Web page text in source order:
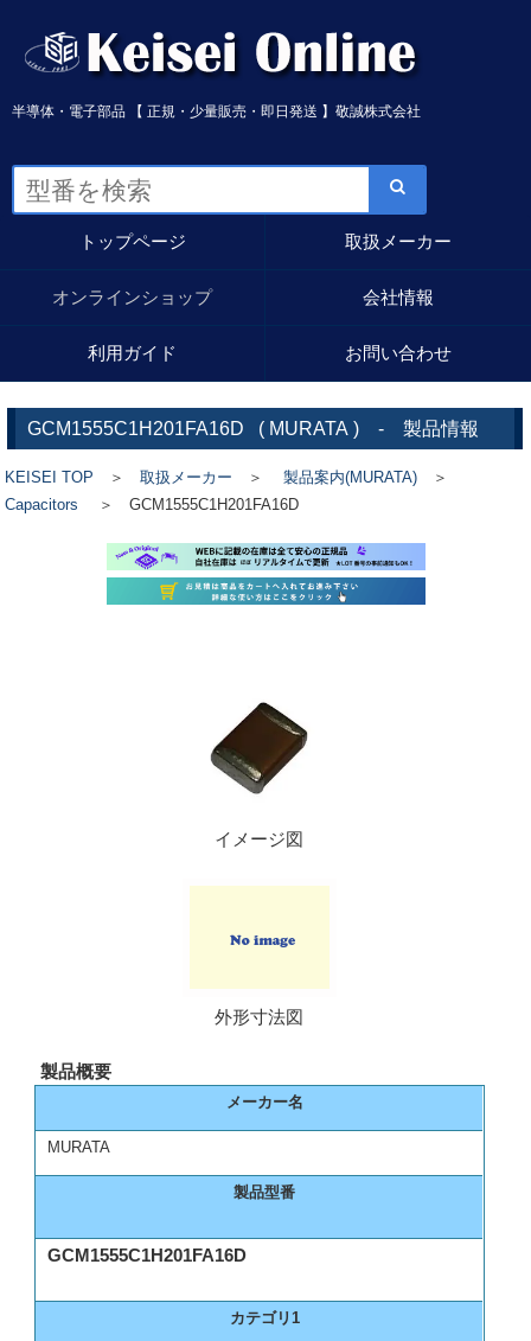
半導体・電子部品 【 正規・少量販売・即日発送 】敬誠株式会社
トップページ 取扱メーカー
オンラインショップ 会社情報
利用ガイド お問い合わせ
GCM1555C1H201FA16D ( MURATA ) - 製品情報
KEISEI TOP ＞取扱メーカー ＞ 製品案内(MURATA) ＞
Capacitors
＞ GCM1555C1H201FA16D
イメージ図
外形寸法図
製品概要
メーカー名
MURATA
製品型番
GCM1555C1H201FA16D
カテゴリ1